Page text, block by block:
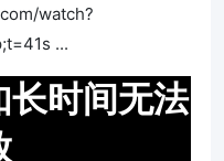
watch?
...